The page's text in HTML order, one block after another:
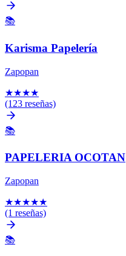
📚
Karisma Papelería
Zapopan
★★★★
(123 reseñas)
📚
PAPELERIA OCOTAN
Zapopan
★★★★★
(1 reseñas)
📚